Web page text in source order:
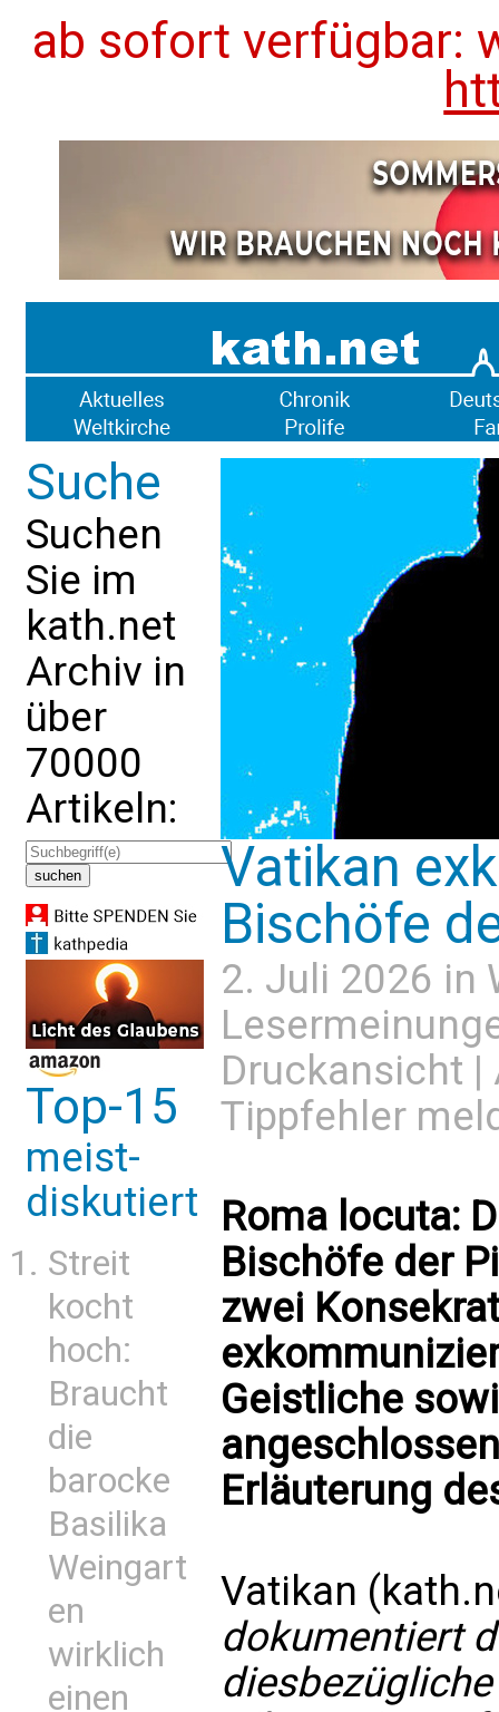
ab sofort verfügbar:
Suche
Suchen
Sie im
kath.net
Archiv in
über
70000
Artikeln:
Top-15
meist-
diskutiert
Streit
kocht
hoch:
Braucht
die
barocke
Basilika
Weingart
en
wirklich
einen
Vatikan
Bischöfe
2. Juli 2026 in
Druckansicht |
Tippfehler
Roma locuta:
Bischöfe der
zwei
Geistliche
Erläuterung
Vatikan
dokumentiert